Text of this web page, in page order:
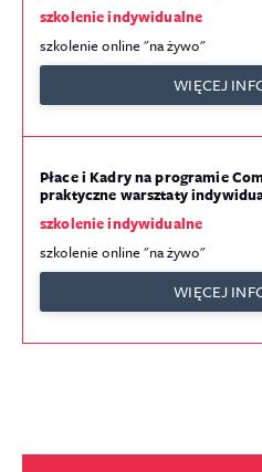
szkolenie indywidualne
szkolenie online "na żywo"
WIĘCEJ
Płace i Kadry na programie
praktyczne warsztaty
szkolenie indywidualne
szkolenie online "na żywo"
WIĘCEJ